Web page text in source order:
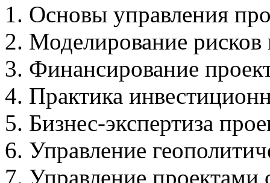
Основы управления
Моделирование рисков
Финансирование
Практика
Бизнес-экспертиза
Управление
Управление проектами